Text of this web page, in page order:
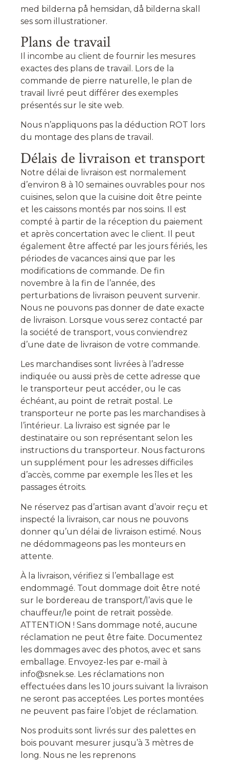
med bilderna på hemsidan, då bilderna skall
ses som illustrationer.
Plans de travail
Il incombe au client de fournir les mesures
exactes des plans de travail. Lors de la
commande de pierre naturelle, le plan de
travail livré peut différer des exemples
présentés sur le site web.
Nous n’appliquons pas la déduction ROT lors
du montage des plans de travail.
Délais de livraison et transport
Notre délai de livraison est normalement
d’environ 8 à 10 semaines ouvrables pour nos
cuisines, selon que la cuisine doit être peinte
et les caissons montés par nos soins. Il est
compté à partir de la réception du paiement
et après concertation avec le client. Il peut
également être affecté par les jours fériés, les
périodes de vacances ainsi que par les
modifications de commande. De fin
novembre à la fin de l’année, des
perturbations de livraison peuvent survenir.
Nous ne pouvons pas donner de date exacte
de livraison. Lorsque vous serez contacté par
la société de transport, vous conviendrez
d’une date de livraison de votre commande.
Les marchandises sont livrées à l’adresse
indiquée ou aussi près de cette adresse que
le transporteur peut accéder, ou le cas
échéant, au point de retrait postal. Le
transporteur ne porte pas les marchandises à
l’intérieur. La livraiso est signée par le
destinataire ou son représentant selon les
instructions du transporteur. Nous facturons
un supplément pour les adresses difficiles
d’accès, comme par exemple les îles et les
passages étroits.
Ne réservez pas d’artisan avant d’avoir reçu et
inspecté la livraison, car nous ne pouvons
donner qu’un délai de livraison estimé. Nous
ne dédommageons pas les monteurs en
attente.
À la livraison, vérifiez si l’emballage est
endommagé. Tout dommage doit être noté
sur le bordereau de transport/l’avis que le
chauffeur/le point de retrait possède.
ATTENTION ! Sans dommage noté, aucune
réclamation ne peut être faite. Documentez
les dommages avec des photos, avec et sans
emballage. Envoyez-les par e-mail à
info@snek.se. Les réclamations non
effectuées dans les 10 jours suivant la livraison
ne seront pas acceptées. Les portes montées
ne peuvent pas faire l’objet de réclamation.
Nos produits sont livrés sur des palettes en
bois pouvant mesurer jusqu’à 3 mètres de
long. Nous ne les reprenons